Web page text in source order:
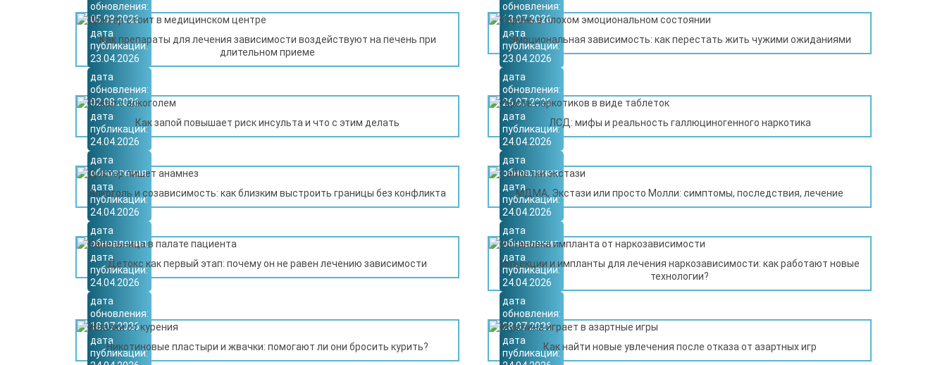
обновления:
05.08.2026
обновления:
13.07.2026
дата
публикации:
23.04.2026
дата
обновления:
02.08.2026
Как препараты для лечения зависимости воздействуют на печень при
длительном приеме
дата
публикации:
23.04.2026
дата
обновления:
26.07.2026
Эмоциональная зависимость: как перестать жить чужими ожиданиями
дата
публикации:
24.04.2026
дата
обновления:
22.07.2026
Как запой повышает риск инсульта и что с этим делать
дата
публикации:
24.04.2026
дата
обновления:
10.07.2026
ЛСД: мифы и реальность галлюциногенного наркотика
дата
публикации:
24.04.2026
дата
обновления:
27.07.2026
Алкоголь и созависимость: как близким выстроить границы без конфликта
дата
публикации:
24.04.2026
дата
обновления:
26.07.2026
МДМА, Экстази или просто Молли: симптомы, последствия, лечение
дата
публикации:
24.04.2026
дата
обновления:
18.07.2026
Детокс как первый этап: почему он не равен лечению зависимости
дата
публикации:
24.04.2026
дата
обновления:
28.07.2026
Инъекции и импланты для лечения наркозависимости: как работают новые
технологии?
дата
публикации:
Никотиновые пластыри и жвачки: помогают ли они бросить курить?
дата
публикации:
Как найти новые увлечения после отказа от азартных игр